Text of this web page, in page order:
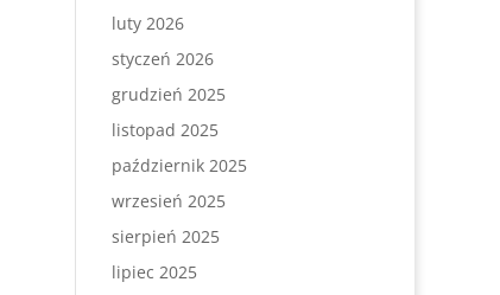
luty 2026
styczeń 2026
grudzień 2025
listopad 2025
październik 2025
wrzesień 2025
sierpień 2025
lipiec 2025